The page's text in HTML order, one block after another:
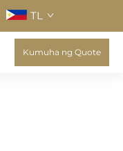
TL
Kumuha ng Quote